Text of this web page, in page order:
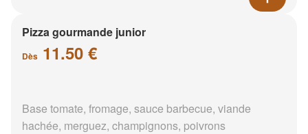
Pizza gourmande junior
Dès 11.50 €
Base tomate, fromage, sauce barbecue, viande
hachée, merguez, champignons, poivrons